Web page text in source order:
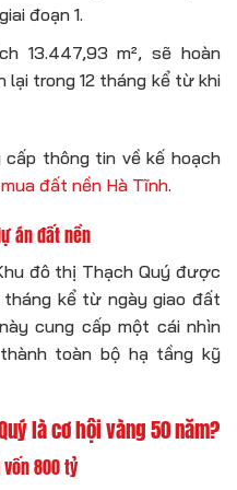
đoạn 1.
13.447,93 m², sẽ hoàn
trong 12 tháng kể từ khi
thông tin về kế hoạch
mua đất nền Hà Tĩnh.
án đất nền
đô thị Thạch Quý được
kể từ ngày giao đất
cung cấp một cái nhìn
toàn bộ hạ tầng kỹ
là cơ hội vàng 50 năm?
800 tỷ